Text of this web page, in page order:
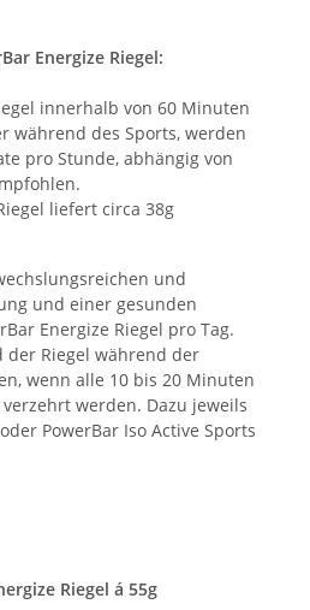
Energize Riegel:
innerhalb von 60 Minuten
während des Sports, werden
pro Stunde, abhängig von
liefert circa 38g
und
und einer gesunden
Energize Riegel pro Tag.
der Riegel während der
wenn alle 10 bis 20 Minuten
werden. Dazu jeweils
PowerBar Iso Active Sports
Riegel á 55g